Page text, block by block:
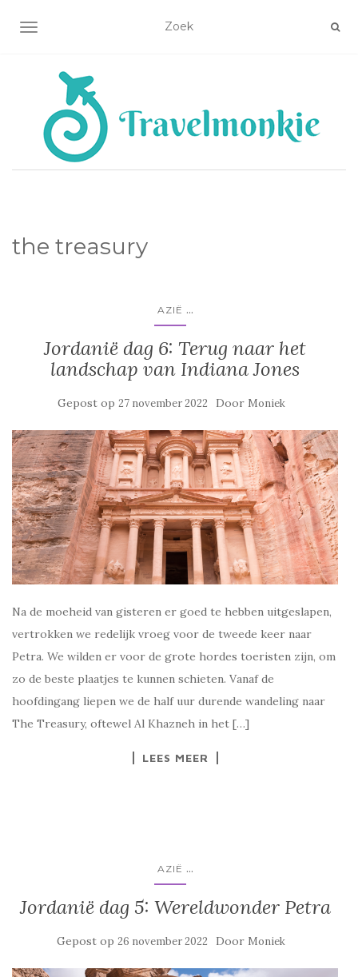
TOGGLE NAVIGATIE
the treasury
AZIË ...
Jordanië dag 6: Terug naar het
landschap van Indiana Jones
Gepost op 27 november 2022 Door Moniek
Na de moeheid van gisteren er goed te hebben uitgeslapen,
vertrokken we redelijk vroeg voor de tweede keer naar
Petra. We wilden er voor de grote hordes toeristen zijn, om
zo de beste plaatjes te kunnen schieten. Vanaf de
hoofdingang liepen we de half uur durende wandeling naar
The Treasury, oftewel Al Khazneh in het […]
LEES MEER
AZIË ...
Jordanië dag 5: Wereldwonder Petra
Gepost op 26 november 2022 Door Moniek